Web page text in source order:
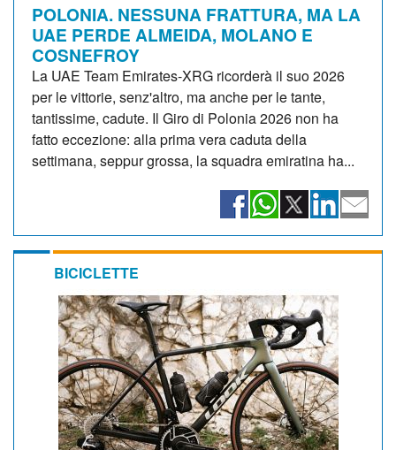
POLONIA. NESSUNA FRATTURA, MA LA
UAE PERDE ALMEIDA, MOLANO E
COSNEFROY
La UAE Team Emirates-XRG ricorderà il suo 2026
per le vittorie, senz'altro, ma anche per le tante,
tantissime, cadute. Il Giro di Polonia 2026 non ha
fatto eccezione: alla prima vera caduta della
settimana, seppur grossa, la squadra emiratina ha...
BICICLETTE